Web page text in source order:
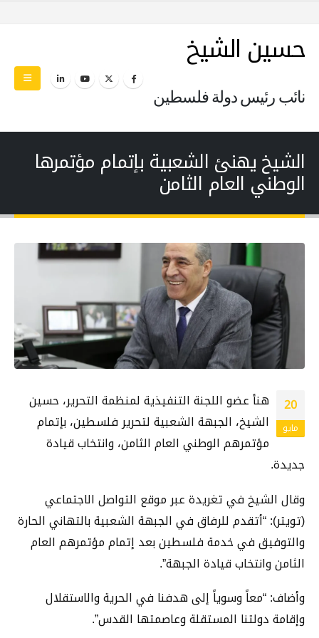
حسين الشيخ
نائب رئيس دولة فلسطين
الشيخ يهنئ الشعبية بإتمام مؤتمرها
الوطني العام الثامن
20
مايو
هنأ عضو اللجنة التنفيذية لمنظمة التحرير، حسين
الشيخ، الجبهة الشعبية لتحرير فلسطين، بإتمام
مؤتمرهم الوطني العام الثامن، وانتخاب قيادة
جديدة.
وقال الشيخ في تغريدة عبر موقع التواصل الاجتماعي
(تويتر): “أتقدم للرفاق في الجبهة الشعبية بالتهاني الحارة
والتوفيق في خدمة فلسطين بعد إتمام مؤتمرهم العام
الثامن وانتخاب قيادة الجبهة”.
وأضاف: “معاً وسوياً إلى هدفنا في الحرية والاستقلال
وإقامة دولتنا المستقلة وعاصمتها القدس”.